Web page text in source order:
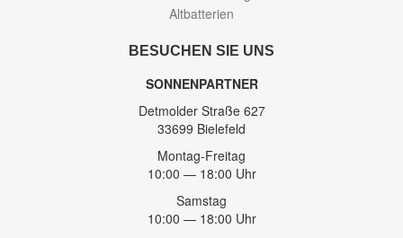
Altbatterien
BESUCHEN SIE UNS
SONNENPARTNER
Detmolder Straße 627
33699 Bielefeld
Montag-Freitag
10:00 — 18:00 Uhr
Samstag
10:00 — 18:00 Uhr